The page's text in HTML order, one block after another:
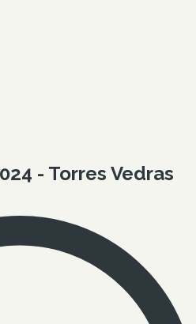
- Torres Vedras